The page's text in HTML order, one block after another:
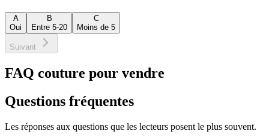
A
Oui
B
Entre 5-20
C
Moins de 5
Suivant
FAQ couture pour vendre
Questions fréquentes
Les réponses aux questions que les lecteurs posent le plus souvent.